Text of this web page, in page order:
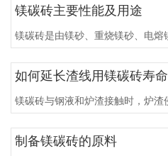
镁碳砖主要性能及用途
镁碳砖是由镁砂、重烧镁砂、电熔
如何延长渣线用镁碳砖寿命
镁碳砖与钢液和炉渣接触时，炉渣
制备镁碳砖的原料